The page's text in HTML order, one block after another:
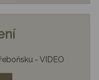
- VIDEO